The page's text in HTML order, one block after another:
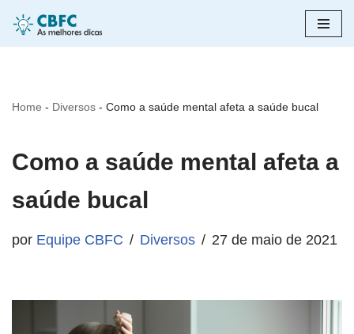
Pular
Home - Diversos - Como a saúde mental afeta a saúde bucal
Como a saúde mental afeta a
saúde bucal
por Equipe CBFC Diversos 27 de maio de 2021